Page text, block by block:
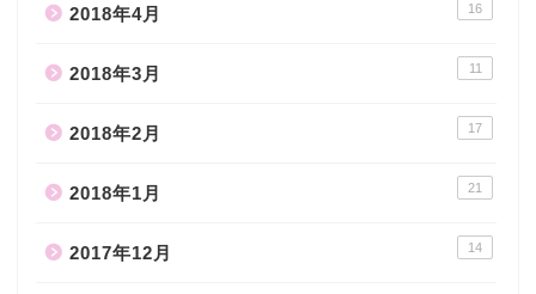
2018年4月 16
2018年3月 11
2018年2月 17
2018年1月 21
2017年12月 14